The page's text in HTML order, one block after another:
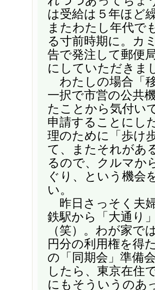
は受給は５年ほど
またわたし年代で
る寸前時期に。カ
告で発注して郵便
にしていただきま
わたしの場合「
一択で市営の公共
たことから気付い
申請することにし
理のために「歩け
て、またそれがあ
るので、クルマか
ぐり、という機会
い。
昨日さっそく夫
鉄駅から「大通り
（笑）。わが家で
円分の利用権を得
の「同期会」準備
したら、東京在住
にもそういうのあ